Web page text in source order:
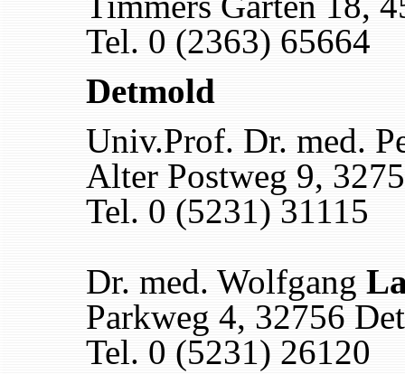
Tel. 0 (2363) 65664
Detmold
Univ.Prof. Dr. med.
Alter Postweg 9,
Tel. 0 (5231) 31115
Dr. med. Wolfgang
Parkweg 4, 32756
Tel. 0 (5231) 26120